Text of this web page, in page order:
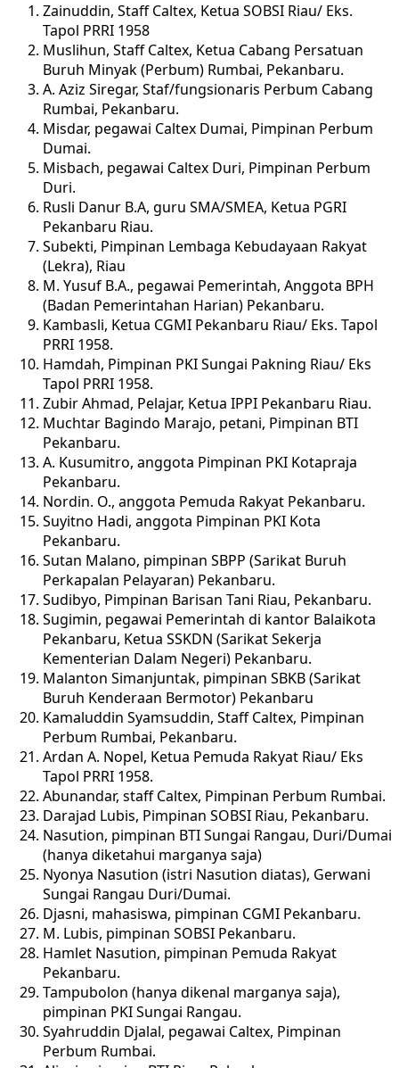
Zainuddin, Staff Caltex, Ketua SOBSI Riau/ Eks.
Tapol PRRI 1958
Muslihun, Staff Caltex, Ketua Cabang Persatuan
Buruh Minyak (Perbum) Rumbai, Pekanbaru.
A. Aziz Siregar, Staf/fungsionaris Perbum Cabang
Rumbai, Pekanbaru.
Misdar, pegawai Caltex Dumai, Pimpinan Perbum
Dumai.
Misbach, pegawai Caltex Duri, Pimpinan Perbum
Duri.
Rusli Danur B.A, guru SMA/SMEA, Ketua PGRI
Pekanbaru Riau.
Subekti, Pimpinan Lembaga Kebudayaan Rakyat
(Lekra), Riau
M. Yusuf B.A., pegawai Pemerintah, Anggota BPH
(Badan Pemerintahan Harian) Pekanbaru.
Kambasli, Ketua CGMI Pekanbaru Riau/ Eks. Tapol
PRRI 1958.
Hamdah, Pimpinan PKI Sungai Pakning Riau/ Eks
Tapol PRRI 1958.
Zubir Ahmad, Pelajar, Ketua IPPI Pekanbaru Riau.
Muchtar Bagindo Marajo, petani, Pimpinan BTI
Pekanbaru.
A. Kusumitro, anggota Pimpinan PKI Kotapraja
Pekanbaru.
Nordin. O., anggota Pemuda Rakyat Pekanbaru.
Suyitno Hadi, anggota Pimpinan PKI Kota
Pekanbaru.
Sutan Malano, pimpinan SBPP (Sarikat Buruh
Perkapalan Pelayaran) Pekanbaru.
Sudibyo, Pimpinan Barisan Tani Riau, Pekanbaru.
Sugimin, pegawai Pemerintah di kantor Balaikota
Pekanbaru, Ketua SSKDN (Sarikat Sekerja
Kementerian Dalam Negeri) Pekanbaru.
Malanton Simanjuntak, pimpinan SBKB (Sarikat
Buruh Kenderaan Bermotor) Pekanbaru
Kamaluddin Syamsuddin, Staff Caltex, Pimpinan
Perbum Rumbai, Pekanbaru.
Ardan A. Nopel, Ketua Pemuda Rakyat Riau/ Eks
Tapol PRRI 1958.
Abunandar, staff Caltex, Pimpinan Perbum Rumbai.
Darajad Lubis, Pimpinan SOBSI Riau, Pekanbaru.
Nasution, pimpinan BTI Sungai Rangau, Duri/Dumai
(hanya diketahui marganya saja)
Nyonya Nasution (istri Nasution diatas), Gerwani
Sungai Rangau Duri/Dumai.
Djasni, mahasiswa, pimpinan CGMI Pekanbaru.
M. Lubis, pimpinan SOBSI Pekanbaru.
Hamlet Nasution, pimpinan Pemuda Rakyat
Pekanbaru.
Tampubolon (hanya dikenal marganya saja),
pimpinan PKI Sungai Rangau.
Syahruddin Djalal, pegawai Caltex, Pimpinan
Perbum Rumbai.